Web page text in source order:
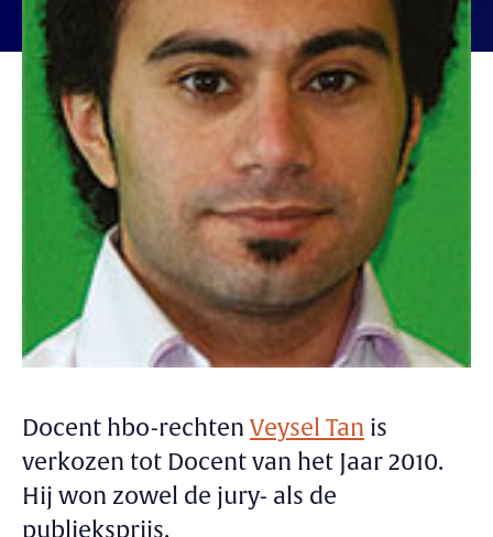
Docent hbo-rechten Veysel Tan is
verkozen tot Docent van het Jaar 2010.
Hij won zowel de jury- als de
publieksprijs.